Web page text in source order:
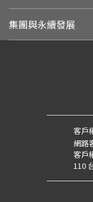
集團與永續發展
客戶
網路
客戶
110